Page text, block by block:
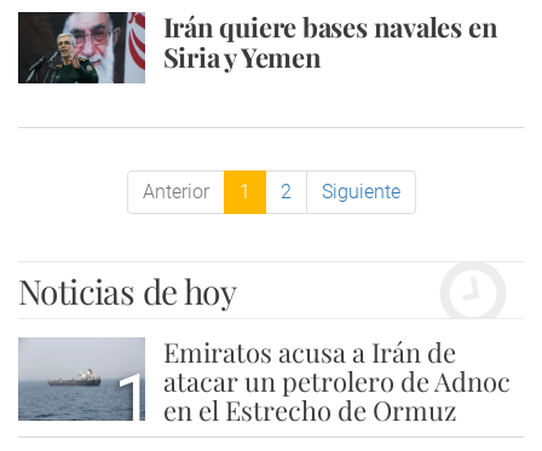
Irán quiere bases navales en
Siria y Yemen
Anterior 1 2 Siguiente
Noticias de hoy
1
Emiratos acusa a Irán de
atacar un petrolero de Adnoc
en el Estrecho de Ormuz